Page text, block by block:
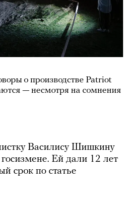
о производстве Patriot
— несмотря на сомнения
Василису Шишкину
Ей дали 12 лет
срок по статье